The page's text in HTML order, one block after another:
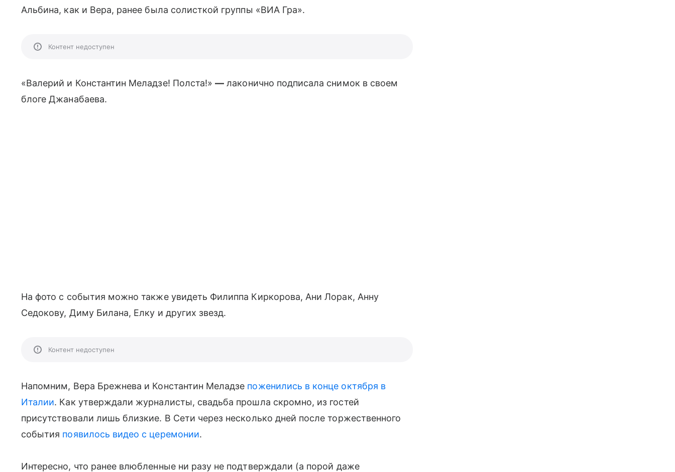
Альбина, как и Вера, ранее была солисткой группы «ВИА Гра».
Контент недоступен
«Валерий и Константин Меладзе! Полста!»— лаконично подписала снимок в своем
блоге Джанабаева.
На фото с события можно также увидеть Филиппа Киркорова, Ани Лорак, Анну
Седокову, Диму Билана, Елку и других звезд.
Контент недоступен
Напомним, Вера Брежнева и Константин Меладзе поженились в конце октября в
Италии. Как утверждали журналисты, свадьба прошла скромно, из гостей
присутствовали лишь близкие. В Сети через несколько дней после торжественного
события появилось видео с церемонии.
Интересно, что ранее влюбленные ни разу не подтверждали (а порой даже